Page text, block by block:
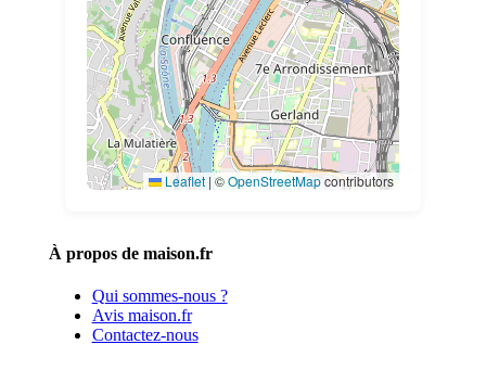
Leaflet |©OpenStreetMapcontributors
À propos de maison.fr
Qui sommes-nous ?
Avis maison.fr
Contactez-nous